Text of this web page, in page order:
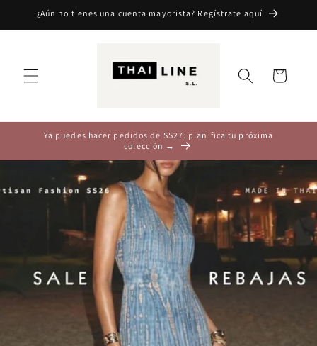
directamente
al contenido
¿Aún no tienes una cuenta mayorista? Regístrate aquí
Carrito
Ya puedes hacer pedidos de SS27: planifica tu próxima
colección →